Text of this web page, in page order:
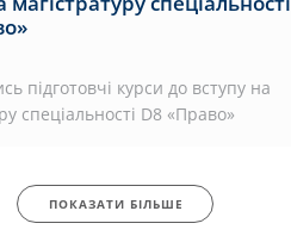
підготовчі курси до вступу на
спеціальності D8 «Право»
ПОКАЗАТИ БІЛЬШЕ